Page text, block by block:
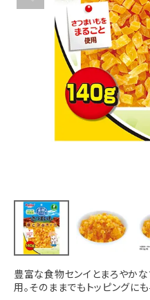
ACCOUNT MENU
ようこそ ゲスト 様
ログイン
豊富な食物センイとまろやか
用。そのままでもトッピングに